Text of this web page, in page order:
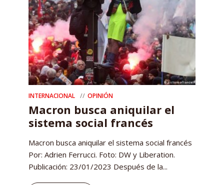
INTERNACIONAL OPINIÓN
Macron busca aniquilar el
sistema social francés
Macron busca aniquilar el sistema social francés
Por: Adrien Ferrucci. Foto: DW y Liberation.
Publicación: 23/01/2023 Después de la...